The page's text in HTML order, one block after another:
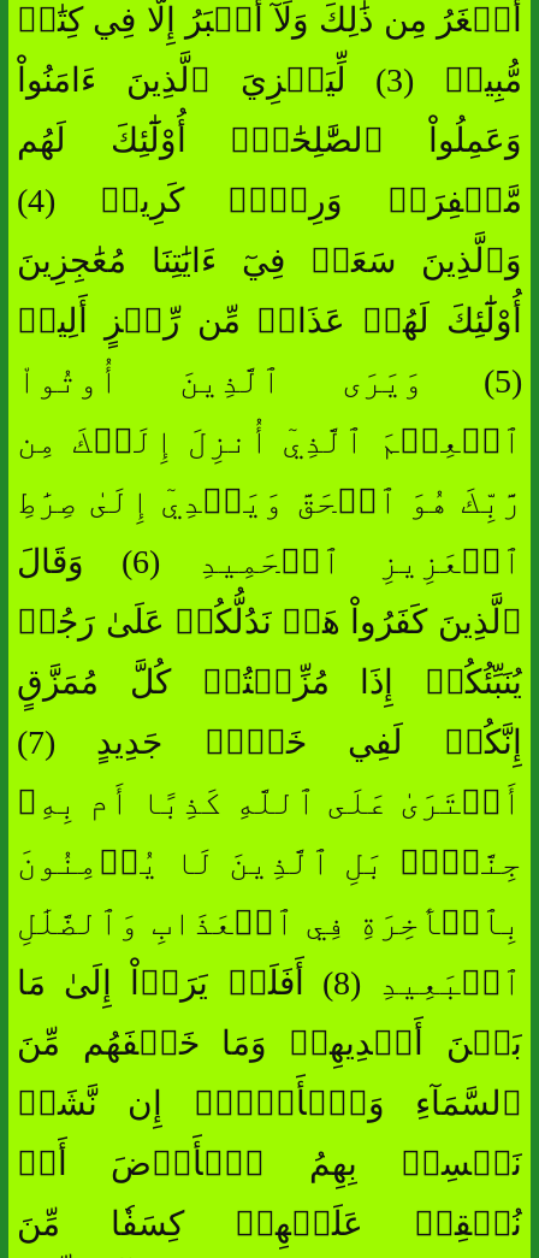
أَصۡغَرُ مِن ذَٰلِكَ وَلَآ أَكۡبَرُ إِلَّا فِي كِتَٰبٖ
مُّبِينٖ (3) لِّيَجۡزِيَ ٱلَّذِينَ ءَامَنُواْ
وَعَمِلُواْ ٱلصَّٰلِحَٰتِۚ أُوْلَٰٓئِكَ لَهُم
مَّغۡفِرَةٞ وَرِزۡقٞ كَرِيمٞ (4)
وَٱلَّذِينَ سَعَوۡ فِيٓ ءَايَٰتِنَا مُعَٰجِزِينَ
أُوْلَٰٓئِكَ لَهُمۡ عَذَابٞ مِّن رِّجۡزٍ أَلِيمٞ
(5) وَيَرَى ٱلَّذِينَ أُوتُواْ
ٱلۡعِلۡمَ ٱلَّذِيٓ أُنزِلَ إِلَيۡكَ مِن
رَّبِّكَ هُوَ ٱلۡحَقَّ وَيَهۡدِيٓ إِلَىٰ صِرَٰطِ
ٱلۡعَزِيزِ ٱلۡحَمِيدِ (6) وَقَالَ
ٱلَّذِينَ كَفَرُواْ هَلۡ نَدُلُّكُمۡ عَلَىٰ رَجُلٖ
يُنَبِّئُكُمۡ إِذَا مُزِّقۡتُمۡ كُلَّ مُمَزَّقٍ
إِنَّكُمۡ لَفِي خَلۡقٖ جَدِيدٍ (7)
أَفۡتَرَىٰ عَلَى ٱللَّهِ كَذِبًا أَم بِهِۦ
جِنَّةُۢۗ بَلِ ٱلَّذِينَ لَا يُؤۡمِنُونَ
بِٱلۡأٓخِرَةِ فِي ٱلۡعَذَابِ وَٱلضَّلَٰلِ
ٱلۡبَعِيدِ (8) أَفَلَمۡ يَرَوۡاْ إِلَىٰ مَا
بَيۡنَ أَيۡدِيهِمۡ وَمَا خَلۡفَهُم مِّنَ
ٱلسَّمَآءِ وَٱلۡأَرۡضِۚ إِن نَّشَأۡ
نَخۡسِفۡ بِهِمُ ٱلۡأَرۡضَ أَوۡ
نُسۡقِطۡ عَلَيۡهِمۡ كِسَفٗا مِّنَ